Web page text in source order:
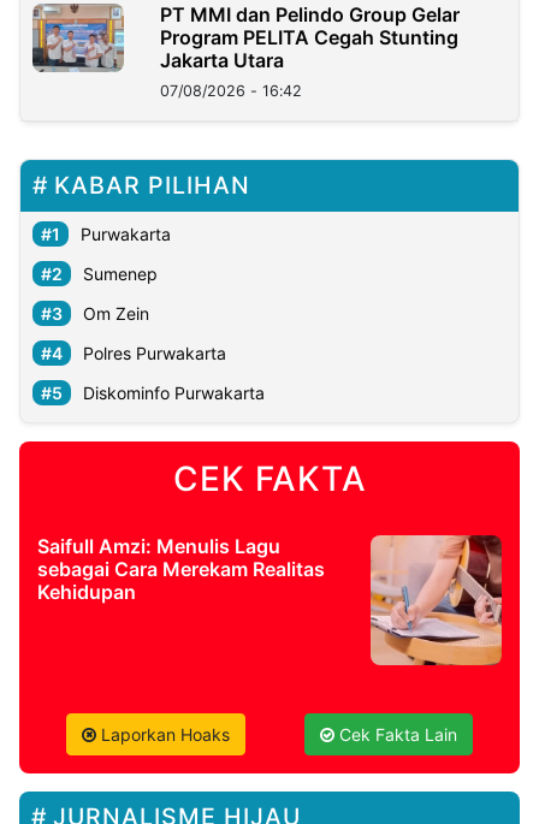
PT MMI dan Pelindo Group Gelar
Program PELITA Cegah Stunting
Jakarta Utara
07/08/2026 - 16:42
KABAR PILIHAN
Purwakarta
Sumenep
Om Zein
Polres Purwakarta
Diskominfo Purwakarta
CEK FAKTA
Saifull Amzi: Menulis Lagu
sebagai Cara Merekam Realitas
Kehidupan
Laporkan Hoaks Cek Fakta Lain
JURNALISME HIJAU